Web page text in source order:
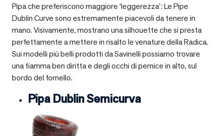
Pipa che preferiscono maggiore ‘leggerezza’: Le Pipe
Dublin Curve sono estremamente piacevoli da tenere in
mano. Visivamente, mostrano una silhouette che si presta
perfettamente a mettere in risalto le venature della Radica.
Sui modelli più belli prodotti da Savinelli possiamo trovare
una fiamma ben diritta e degli occhi di pernice in alto, sul
bordo del fornello.
Pipa Dublin Semicurva